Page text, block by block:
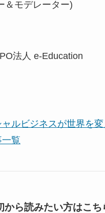
＆モデレーター)
法人 e-Education
ャルビジネスが世界を
覧
から読みたい方はこち